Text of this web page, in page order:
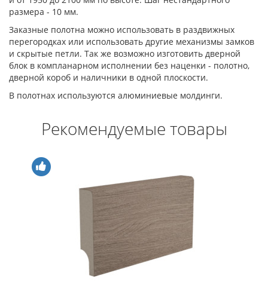
размера - 10 мм.
Заказные полотна можно использовать в раздвижных
перегородках или использовать другие механизмы замков
и скрытые петли. Так же возможно изготовить дверной
блок в компланарном исполнении без наценки - полотно,
дверной короб и наличники в одной плоскости.
В полотнах используются алюминиевые молдинги.
Рекомендуемые товары